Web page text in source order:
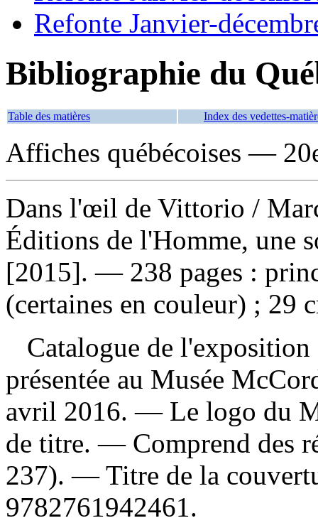
Refonte Janvier-
Bibliographie du
Table des matières Index des vedettes-
Affiches québécoises —
Dans l'œil de Vittorio /
Éditions de l'Homme, une
[2015]. — 238 pages :
(certaines en couleur) ; 29
Catalogue de
présentée au Musée
avril 2016. — Le logo du
de titre. — Comprend des
237). —Titre de la
9782761942461.